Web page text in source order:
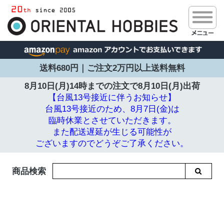
送料680円｜ご注文2万円以上送料無料
8月10日(月)14時までの注文で8月10日(月)出荷
【台風13号接近に伴うお知らせ】
台風13号接近のため、8月7日(金)は
臨時休業とさせていただきます。
また配送遅延が生じる可能性が
ございますのでどうぞご了承ください。
商品検索